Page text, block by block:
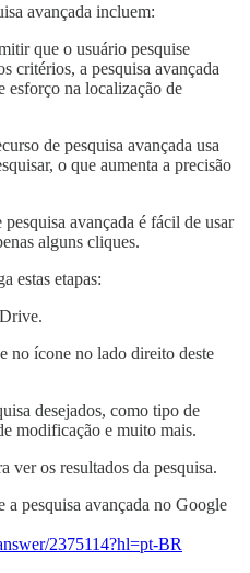
avançada incluem:
que o usuário pesquise
critérios, a pesquisa avançada
esforço na localização de
de pesquisa avançada usa
o que aumenta a precisão
pesquisa avançada é fácil de usar
alguns cliques.
estas etapas:
no ícone no lado direito deste
desejados, como tipo de
modificação e muito mais.
ver os resultados da pesquisa.
a pesquisa avançada no Google
2375114?hl=pt-BR